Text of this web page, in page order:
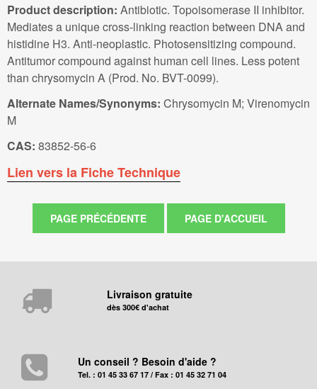
Product description: Antibiotic. Topoisomerase II inhibitor.
Mediates a unique cross-linking reaction between DNA and
histidine H3. Anti-neoplastic. Photosensitizing compound.
Antitumor compound against human cell lines. Less potent
than chrysomycin A (Prod. No. BVT-0099).
Alternate Names/Synonyms: Chrysomycin M; Virenomycin
M
CAS: 83852-56-6
Lien vers la Fiche Technique
Livraison gratuite
dès 300€ d'achat
Un conseil ? Besoin d'aide ?
Tel. : 01 45 33 67 17 / Fax : 01 45 32 71 04